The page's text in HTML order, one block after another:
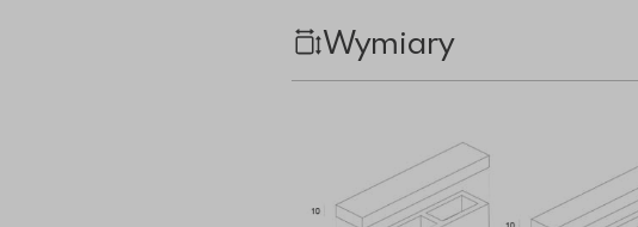
Wymiary